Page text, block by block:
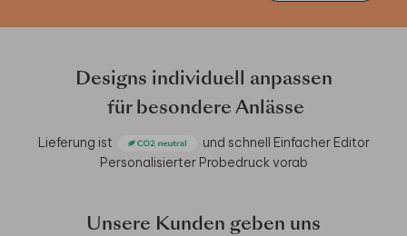
Designs individuell anpassen
für besondere Anlässe
Lieferung ist und schnell Einfacher Editor
Personalisierter Probedruck vorab
Unsere Kunden geben uns